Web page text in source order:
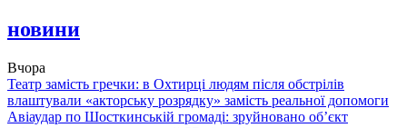
новини
Вчора
Театр замість гречки: в Охтирці людям після обстрілів
влаштували «акторську розрядку» замість реальної допомоги
Авіаудар по Шосткинській громаді: зруйновано об’єкт